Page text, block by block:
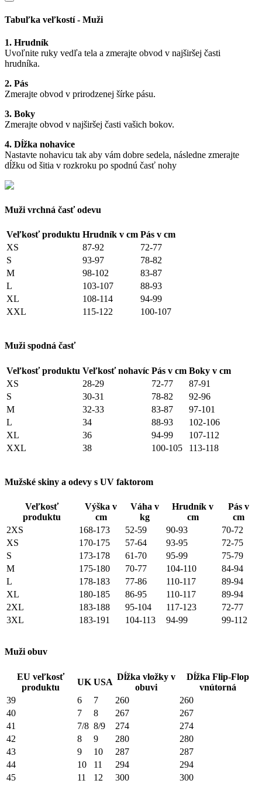
Tabuľka veľkostí - Muži
1. Hrudník
Uvoľnite ruky vedľa tela a zmerajte obvod v najširšej časti
hrudníka.
2. Pás
Zmerajte obvod v prirodzenej šírke pásu.
3. Boky
Zmerajte obvod v najširšej časti vašich bokov.
4. Dĺžka nohavice
Nastavte nohavicu tak aby vám dobre sedela, následne zmerajte
dĺžku od šitia v rozkroku po spodnú časť nohy
Muži vrchná časť odevu
Veľkosť produktu Hrudník v cm Pás v cm
XS
87-92
72-77
S
93-97
78-82
M
98-102
83-87
L
103-107
88-93
XL
108-114
94-99
XXL
115-122 100-107
Muži spodná časť
Veľkosť produktu Veľkosť nohavíc Pás v cm Boky v cm
XS
28-29 72-77
87-91
S
30-31 78-82
92-96
M
32-33 83-87
97-101
L
34 88-93
102-106
XL
36 94-99
107-112
XXL
38 100-105 113-118
Mužské skiny a odevy s UV faktorom
Veľkosť
produktu
Výška v
cm
Váha v
kg
Hrudník v
cm
Pás v
cm
2XS
168-173 52-59 90-93
70-72
XS
170-175 57-64 93-95
72-75
S
173-178 61-70 95-99
75-79
M
175-180 70-77 104-110
84-94
L
178-183 77-86 110-117
89-94
XL
180-185 86-95 110-117
89-94
2XL
183-188 95-104 117-123
72-77
3XL
183-191 104-113 94-99 99-112
Muži obuv
EU veľkosť
produktu
UK USA
Dĺžka vložky v
obuvi
Dĺžka Flip-Flop
vnútorná
39
6 7 260
260
40
7 8 267
267
41
7/8 8/9 274
274
42
8 9 280
280
43
9 10 287
287
44
10 11 294
294
45
11 12 300
300